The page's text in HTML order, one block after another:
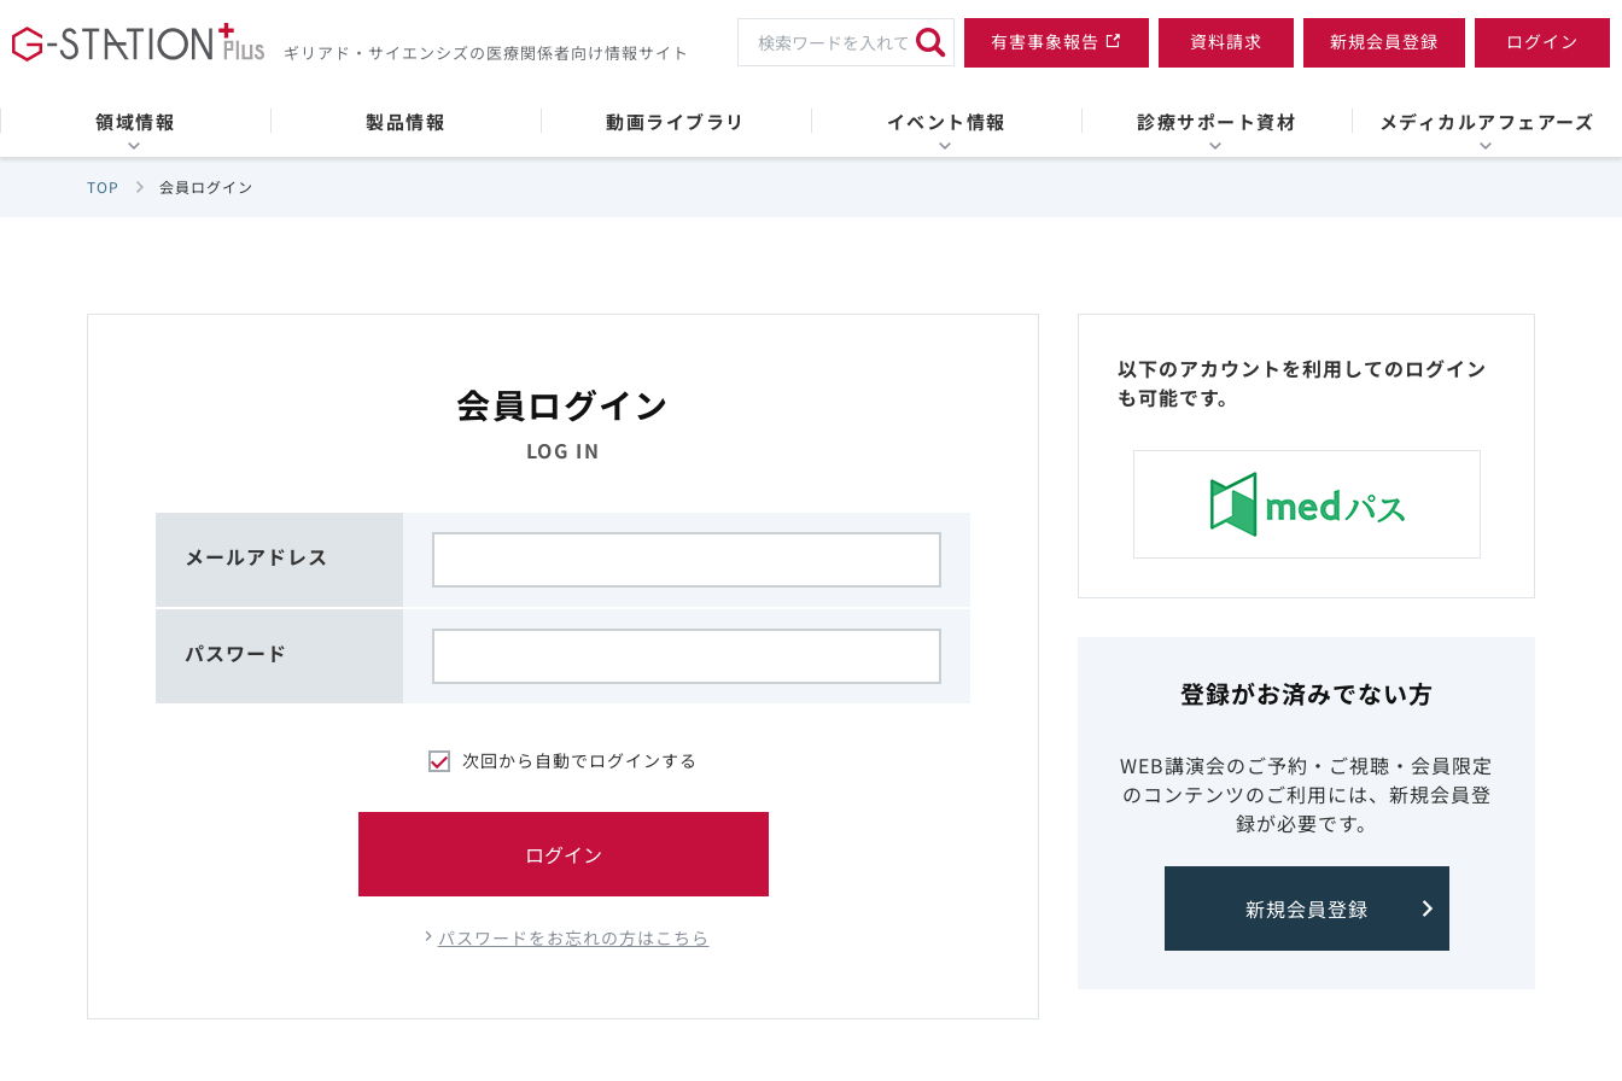
ギリアド・サイエンシズの医療関係者向け情報サイト 有害事象報告 資料請求 新規会員登録 ログイン
領域情報 製品情報 動画ライブラリ イベント情報 診療サポート資材 メディカルアフェアーズ
TOP 会員ログイン
会員ログイン
LOG IN
メールアドレス
パスワード
次回から自動でログインする
ログイン
パスワードをお忘れの方はこちら
以下のアカウントを利用してのログイン
も可能です。
登録がお済みでない方
WEB講演会のご予約・ご視聴・会員限定
のコンテンツのご利用には、新規会員登
録が必要です。
新規会員登録